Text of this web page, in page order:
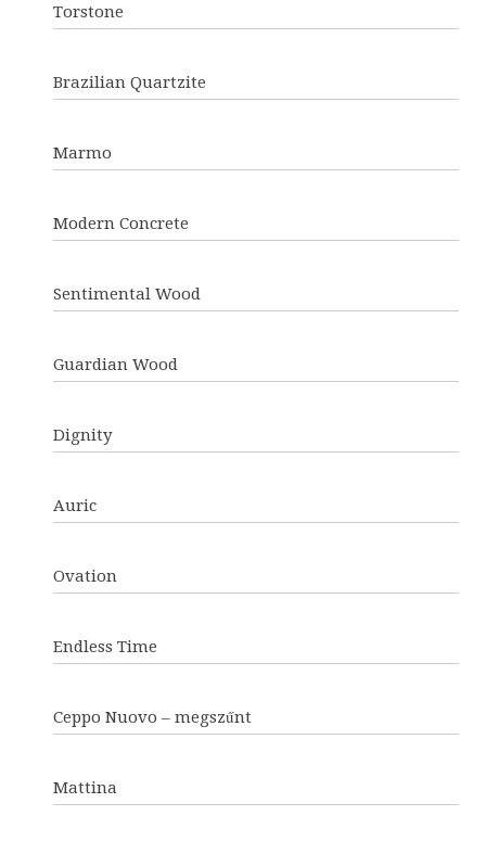
Torstone
Brazilian Quartzite
Marmo
Modern Concrete
Sentimental Wood
Guardian Wood
Dignity
Auric
Ovation
Endless Time
Ceppo Nuovo – megszűnt
Mattina